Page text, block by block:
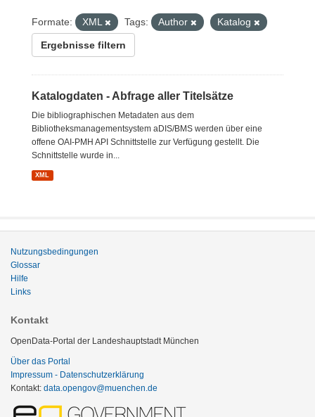
Formate: XML Tags: Author Katalog
Ergebnisse filtern
Katalogdaten - Abfrage aller Titelsätze
Die bibliographischen Metadaten aus dem
Bibliotheksmanagementsystem aDIS/BMS werden über eine
offene OAI-PMH API Schnittstelle zur Verfügung gestellt. Die
Schnittstelle wurde in...
XML
Nutzungsbedingungen
Glossar
Hilfe
Links
Kontakt
OpenData-Portal der Landeshauptstadt München
Über das Portal
Impressum - Datenschutzerklärung
Kontakt: data.opengov@muenchen.de